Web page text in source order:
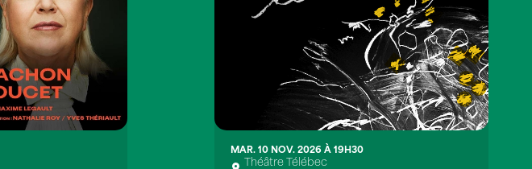
MAR. 10 NOV. 2026 À 19H30
Théâtre Télébec